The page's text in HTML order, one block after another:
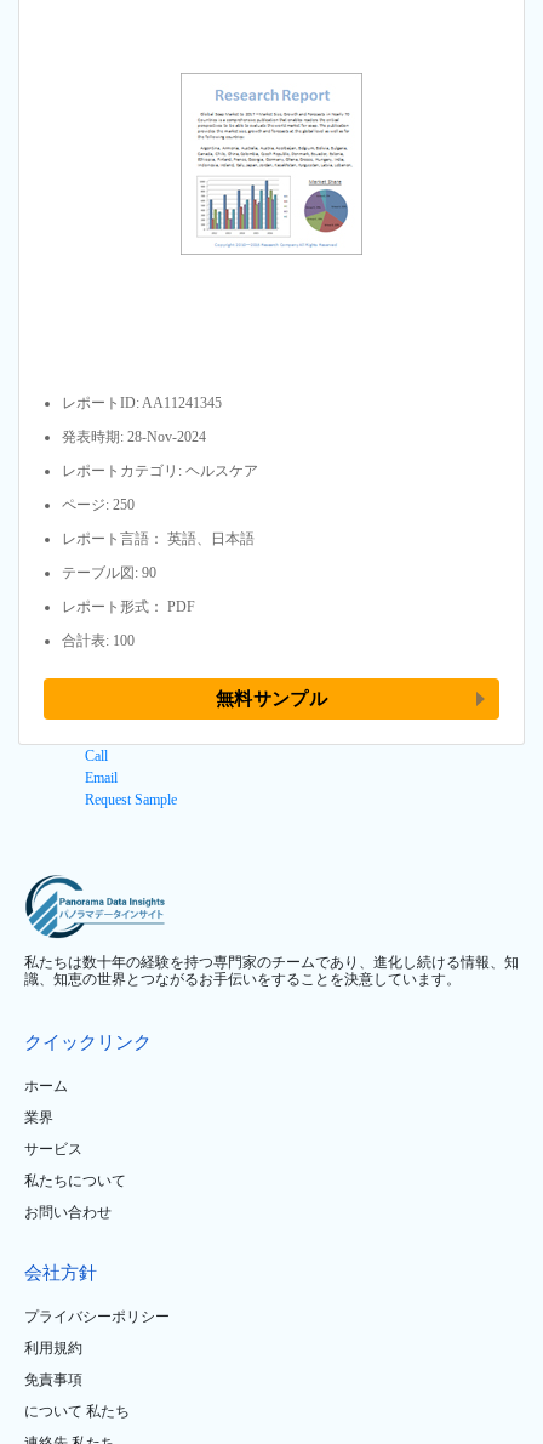
レポートID: AA11241345
発表時期: 28-Nov-2024
レポートカテゴリ: ヘルスケア
ページ: 250
レポート言語： 英語、日本語
テーブル図: 90
レポート形式： PDF
合計表: 100
無料サンプル
Call
Email
Request Sample
私たちは数十年の経験を持つ専門家のチームであり、進化し続ける情報、知
識、知恵の世界とつながるお手伝いをすることを決意しています。
クイックリンク
ホーム
業界
サービス
私たちについて
お問い合わせ
会社方針
プライバシーポリシー
利用規約
免責事項
について 私たち